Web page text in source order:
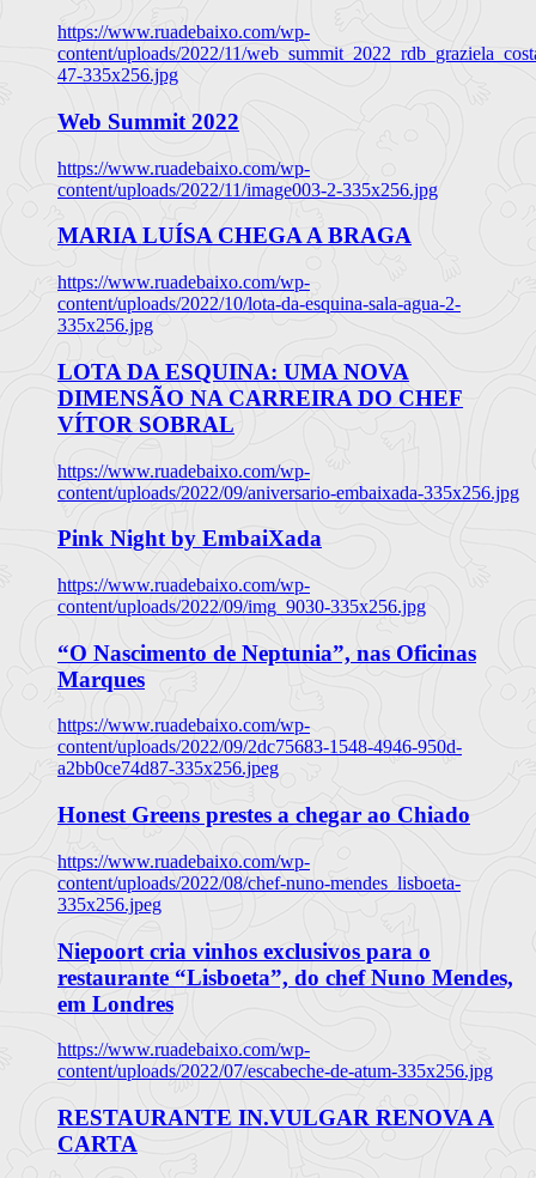
https://www.ruadebaixo.com/wp-
content/uploads/2022/11/
47-335x256.jpg
Web Summit 2022
https://www.ruadebaixo.com/wp-
content/uploads/2022/11/image003-2-335x256.jpg
MARIA LUÍSA CHEGA A BRAGA
https://www.ruadebaixo.com/wp-
content/uploads/2022/10/lota-da-esquina-sala-agua-2-
335x256.jpg
LOTA DA ESQUINA: UMA NOVA
DIMENSÃO NA CARREIRA DO CHEF
VÍTOR SOBRAL
https://www.ruadebaixo.com/wp-
content/uploads/2022/09/aniversario-embaixada-335x256.jpg
Pink Night by EmbaiXada
https://www.ruadebaixo.com/wp-
content/uploads/2022/09/img_9030-335x256.jpg
“O Nascimento de Neptunia”, nas Oficinas
Marques
https://www.ruadebaixo.com/wp-
content/uploads/2022/09/2dc75683-1548-4946-950d-
a2bb0ce74d87-335x256.jpeg
Honest Greens prestes a chegar ao Chiado
https://www.ruadebaixo.com/wp-
content/uploads/2022/08/chef-nuno-mendes_lisboeta-
335x256.jpeg
Niepoort cria vinhos exclusivos para o
restaurante “Lisboeta”, do chef Nuno Mendes,
em Londres
https://www.ruadebaixo.com/wp-
content/uploads/2022/07/escabeche-de-atum-335x256.jpg
RESTAURANTE IN.VULGAR RENOVA A
CARTA